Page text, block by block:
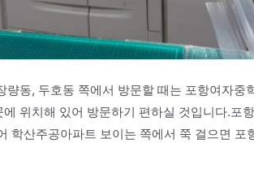
량동, 두호동 쪽에서 방문할 때는 포항여자중
위치해 있어 방문하기 편하실 것입니다.포
학산주공아파트 보이는 쪽에서 쭉 걸으면 포